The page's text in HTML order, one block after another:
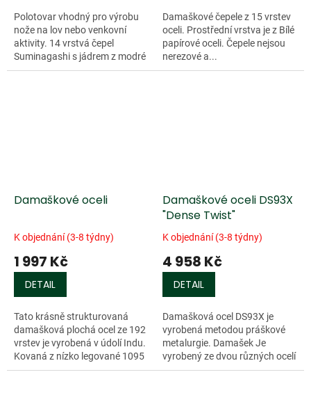
Polotovar vhodný pro výrobu
nože na lov nebo venkovní
aktivity. 14 vrstvá čepel
Suminagashi s jádrem z modré
papírové...
Damaškové čepele z 15 vrstev
oceli. Prostřední vrstva je z Bílé
papírové oceli. Čepele nejsou
nerezové a...
Damaškové oceli
K objednání (3-8 týdny)
1 997 Kč
DETAIL
Tato krásně strukturovaná
damašková plochá ocel ze 192
vrstev je vyrobená v údolí Indu.
Kovaná z nízko legované 1095
uhlíkové oceli a niklové oceli
Damaškové oceli DS93X
"Dense Twist"
K objednání (3-8 týdny)
4 958 Kč
DETAIL
Damašková ocel DS93X je
vyrobená metodou práškové
metalurgie. Damašek Je
vyrobený ze dvou různých ocelí
o...